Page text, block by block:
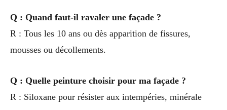
Q : Quand faut-il ravaler une façade ?
R : Tous les 10 ans ou dès apparition de fissures,
mousses ou décollements.
Q : Quelle peinture choisir pour ma façade ?
R : Siloxane pour résister aux intempéries, minérale